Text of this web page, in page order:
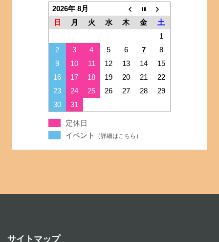
2026年 8月
日
月 火 水 木 金
土
1
2
3 4 5 6 7
8
9
10 11 12 13 14
15
16
17 18 19 20 21
22
23
24 25 26 27 28
29
30
31
定休日
イベント
サイトマップ